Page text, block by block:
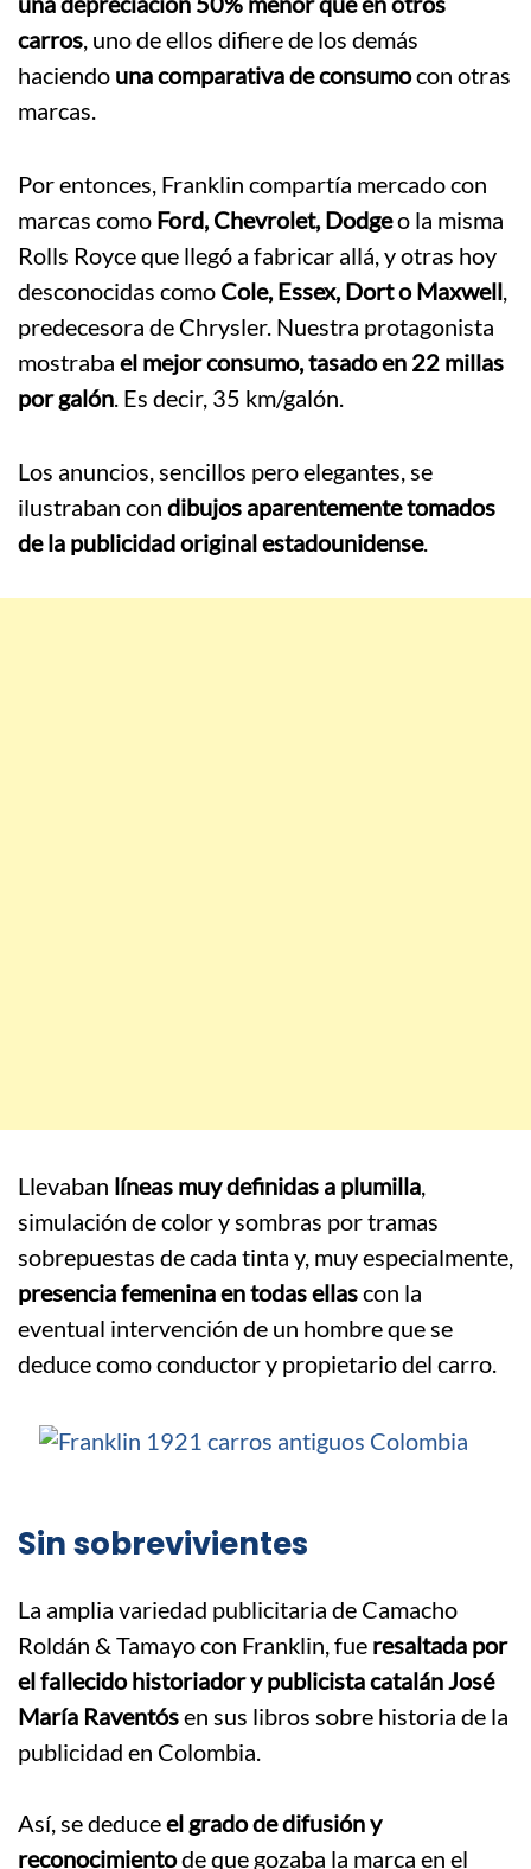
carros, uno de ellos difiere de los demás
haciendo una comparativa de consumocon otras
marcas.
Por entonces, Franklin compartía mercado con
marcas como Ford, Chevrolet, Dodgeo la misma
Rolls Royce que llegó a fabricar allá, y otras hoy
desconocidas como Cole, Essex, Dort o Maxwell,
predecesora de Chrysler. Nuestra protagonista
mostraba el mejor consumo, tasado en 22 millas
por galón. Es decir, 35 km/galón.
Los anuncios, sencillos pero elegantes, se
ilustraban con dibujos aparentemente tomados
de la publicidad original estadounidense.
Llevaban líneas muy definidas a plumilla,
simulación de color y sombras por tramas
sobrepuestas de cada tinta y, muy especialmente,
presencia femenina en todas ellascon la
eventual intervención de un hombre que se
deduce como conductor y propietario del carro.
Sin sobrevivientes
La amplia variedad publicitaria de Camacho
Roldán & Tamayo con Franklin, fue resaltada por
el fallecido historiador y publicista catalán José
María Raventósen sus libros sobre historia de la
publicidad en Colombia.
Así, se deduceel grado de difusión y
reconocimientode que gozaba la marca en el